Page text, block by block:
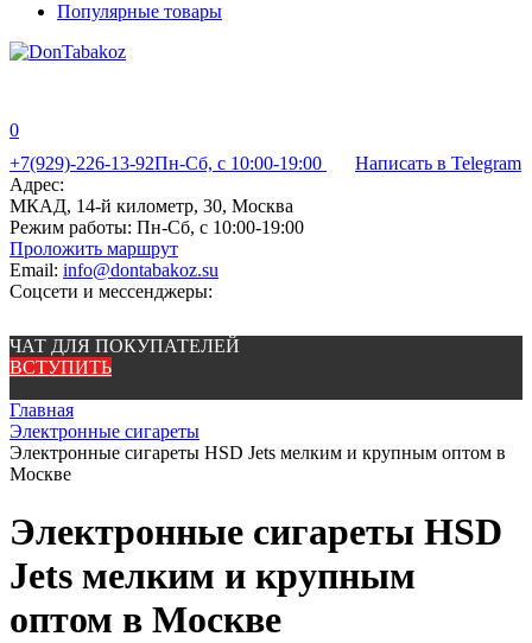
Популярные товары
0
+7(929)-226-13-92Пн-Сб, с 10:00-19:00
Написать в Telegram
Адрес:
МКАД, 14-й километр, 30, Москва
Режим работы: Пн-Сб, с 10:00-19:00
Проложить маршрут
Email: info@dontabakoz.su
Соцсети и мессенджеры:
ЧАТ ДЛЯ ПОКУПАТЕЛЕЙ
ВСТУПИТЬ
Главная
Электронные сигареты
Электронные сигареты HSD Jets мелким и крупным оптом в
Москве
Электронные сигареты HSD
Jets мелким и крупным
оптом в Москве